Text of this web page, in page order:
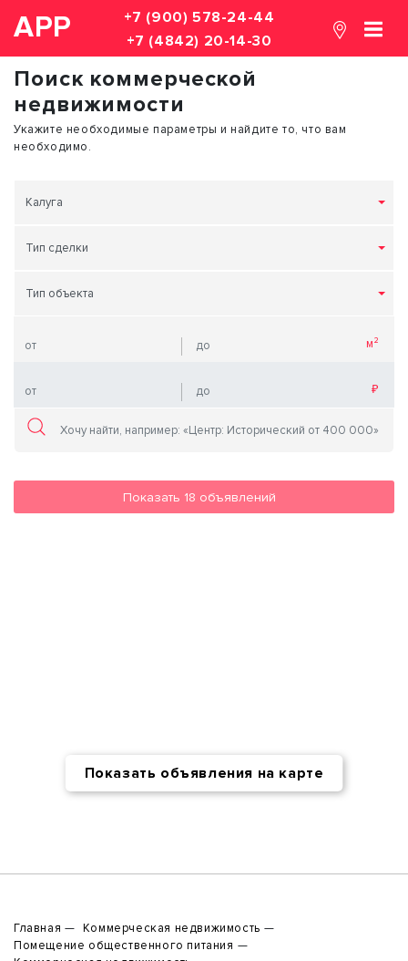
АРР
+7 (900) 578-24-44
+7 (4842) 20-14-30
Поиск коммерческой
недвижимости
Укажите необходимые параметры и найдите то, что вам
необходимо.
Калуга
Тип сделки
Тип объекта
Показать 18 объявлений
Показать объявления на карте
Главная
Коммерческая недвижимость
Помещение общественного питания